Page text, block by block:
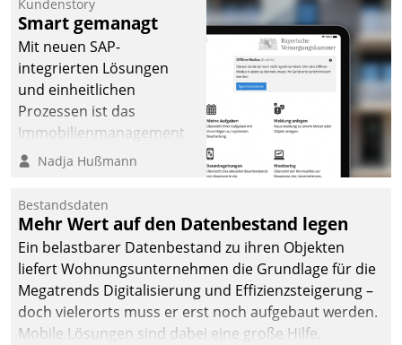
Kundenstory
Smart gemanagt
Mit neuen SAP-
integrierten Lösungen
und einheitlichen
Prozessen ist das
Immobilienmanagement
der Bayerischen
Ressort Kapitalanlage für
künftige Aufgaben und
Herausforderungen
gerüstet.
Nadja Hußmann
Bestandsdaten
Mehr Wert auf den Datenbestand legen
Ein belastbarer Datenbestand zu ihren Objekten
liefert Wohnungsunternehmen die Grundlage für die
Megatrends Digitalisierung und Effizienzsteigerung –
doch vielerorts muss er erst noch aufgebaut werden.
Mobile Lösungen sind dabei eine große Hilfe.